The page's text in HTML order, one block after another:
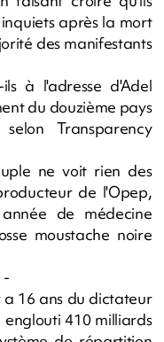
après la mort
des manifestants
à l'adresse d'Adel
du douzième pays
Transparency
ne voit rien des
de l'Opep,
de médecine
moustache noire
-
a 16 ans du dictateur
410 milliards